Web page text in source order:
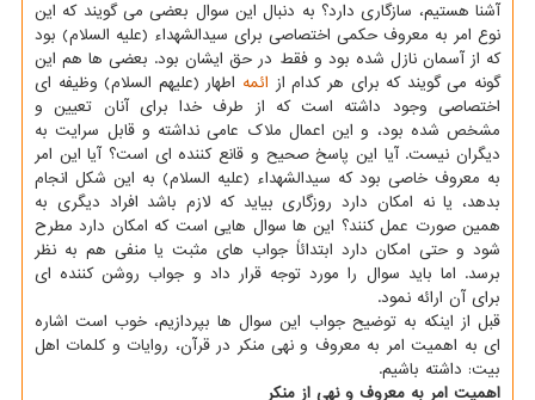
آشنا هستیم، سازگاری دارد؟ به دنبال این سوال بعضی می گویند که این
نوع امر به معروف حکمی اختصاصی برای سیدالشهداء (علیه السلام) بود
که از آسمان نازل شده بود و فقط در حق ایشان بود. بعضی ها هم این
گونه می گویند که برای هر کدام از ائمه اطهار (علیهم السلام) وظیفه ای
اختصاصی وجود داشته است که از طرف خدا برای آنان تعیین و
مشخص شده بود، و این اعمال ملاک عامی نداشته و قابل سرایت به
دیگران نیست. آیا این پاسخ صحیح و قانع کننده ای است؟ آیا این امر
به معروف خاصی بود که سیدالشهداء (علیه السلام) به این شکل انجام
بدهد، یا نه امکان دارد روزگاری بیاید که لازم باشد افراد دیگری به
همین صورت عمل کنند؟ این ها سوال هایی است که امکان دارد مطرح
شود و حتی امکان دارد ابتدائاً جواب های مثبت یا منفی هم به نظر
برسد. اما باید سوال را مورد توجه قرار داد و جواب روشن کننده ای
برای آن ارائه نمود.
قبل از اینکه به توضیح جواب این سوال ها بپردازیم، خوب است اشاره
ای به اهمیت امر به معروف و نهی منکر در قرآن، روایات و کلمات اهل
بیت: داشته باشیم.
اهمیت امر به معروف و نهی از منکر